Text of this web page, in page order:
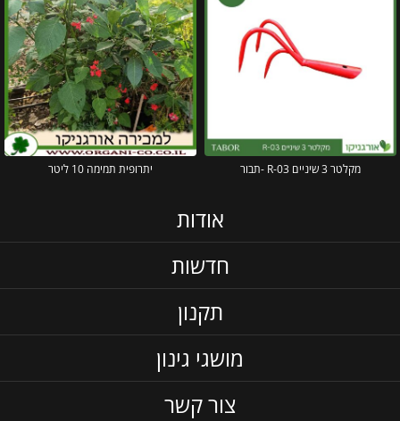
מקלטר 3 שיניים R-03 -תבור יתרופית תמימה 10 ליטר
אודות
חדשות
תקנון
מושגי גינון
צור קשר